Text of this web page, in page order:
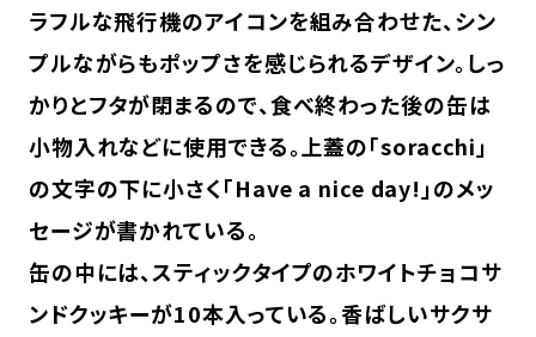
ラフルな飛行機のアイコンを組み合わせた、シン
プルながらもポップさを感じられるデザイン。しっ
かりとフタが閉まるので、食べ終わった後の缶は
小物入れなどに使用できる。上蓋の「soracchi」
の文字の下に小さく「Have a nice day!」のメッ
セージが書かれている。
缶の中には、スティックタイプのホワイトチョコサ
ンドクッキーが10本入っている。香ばしいサクサ